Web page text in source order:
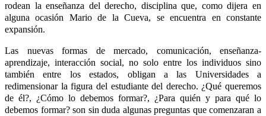
rodean la enseñanza del derecho, disciplina que, como dijera en
alguna ocasión Mario de la Cueva, se encuentra en constante
expansión.
Las nuevas formas de mercado, comunicación, enseñanza-
aprendizaje, interacción social, no solo entre los individuos sino
también entre los estados, obligan a las Universidades a
redimensionar la figura del estudiante del derecho. ¿Qué queremos
de él?, ¿Cómo lo debemos formar?, ¿Para quién y para qué lo
debemos formar? son sin duda algunas preguntas que comenzaran a